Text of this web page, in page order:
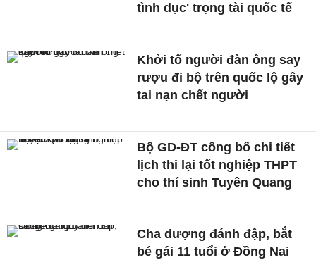
tình dục' trọng tài quốc tế
Khởi tố người đàn ông say
rượu đi bộ trên quốc lộ gây
tai nạn chết người
Bộ GD-ĐT công bố chi tiết
lịch thi lại tốt nghiệp THPT
cho thí sinh Tuyên Quang
Cha dượng đánh đập, bắt
bé gái 11 tuổi ở Đồng Nai